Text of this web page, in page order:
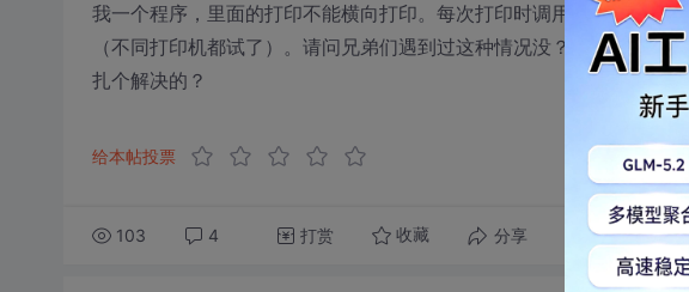
我一个程序，里面的打印不能横向打印。每次打印时调用（
（不同打印机都试了）。请问兄弟们遇到过这种情况没？？
扎个解决的？
给本帖投票
103 4 打赏 收藏 分享 转发到动态